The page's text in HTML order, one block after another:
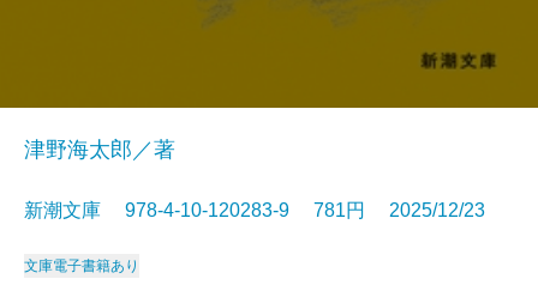
津野海太郎／著
新潮文庫 978-4-10-120283-9 781円 2025/12/23
文庫電子書籍あり